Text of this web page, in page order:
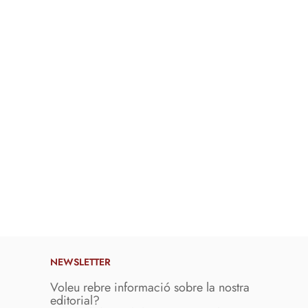
NEWSLETTER
Voleu rebre informació sobre la nostra
editorial?